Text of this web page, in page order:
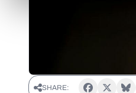
SHARE: